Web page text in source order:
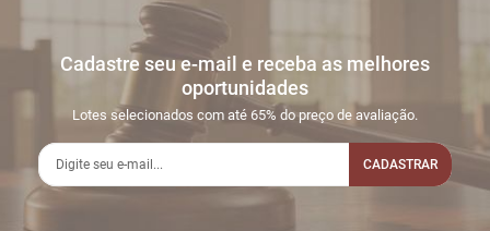
Cadastre seu e-mail e receba as melhores
oportunidades
Lotes selecionados com até 65% do preço de avaliação.
CADASTRAR